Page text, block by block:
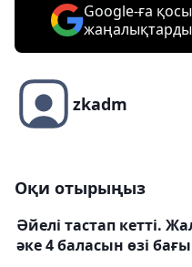
Google-ға
zkadm
Оқи отырыңыз
Әйелі тастап кетті.
әке 4 баласын өзі